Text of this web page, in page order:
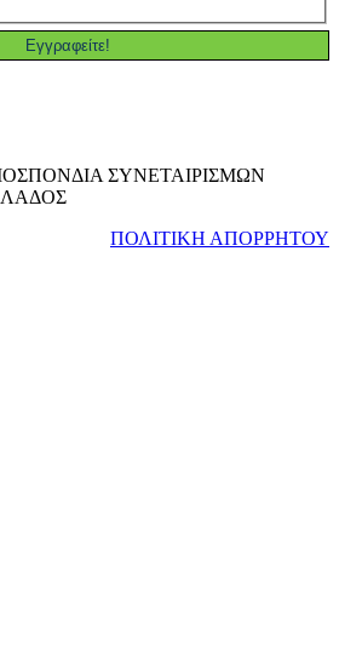
ΣΥΝΕΤΑΙΡΙΣΜΩΝ
ΠΟΛΙΤΙΚΗ ΑΠΟΡΡΗΤΟΥ